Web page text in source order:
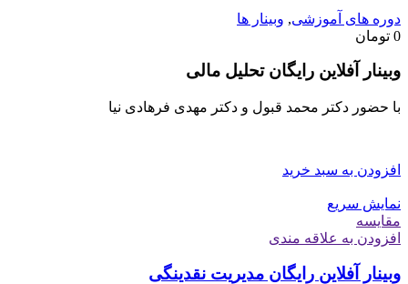
دوره های آموزشی, وبینار ها
0 تومان
وبینار آفلاین رایگان تحلیل مالی
با حضور دکتر محمد قبول و دکتر مهدی فرهادی نیا
افزودن به سبد خرید
نمایش سریع
مقايسه
افزودن به علاقه مندی
وبینار آفلاین رایگان مدیریت نقدینگی